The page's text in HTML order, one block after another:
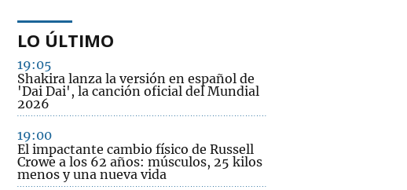
LO ÚLTIMO
19:05
Shakira lanza la versión en español de
'Dai Dai', la canción oficial del Mundial
2026
19:00
El impactante cambio físico de Russell
Crowe a los 62 años: músculos, 25 kilos
menos y una nueva vida